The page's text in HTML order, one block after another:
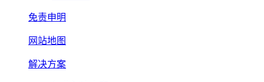
免责申明
网站地图
解决方案